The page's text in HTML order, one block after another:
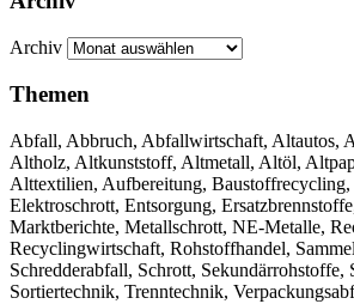
Archiv
Themen
Abfall, Abbruch, Abfallwirtschaft, Altautos,
Altholz, Altkunststoff, Altmetall, Altöl,
Alttextilien, Aufbereitung,
Elektroschrott, Entsorgung,
Marktberichte, Metallschrott, NE-Metalle,
Recyclingwirtschaft, Rohstoffhandel,
Schredderabfall, Schrott, Sekundärrohstoffe,
Sortiertechnik, Trenntechnik,